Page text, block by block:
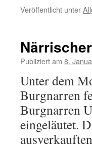
Veröffentlicht unter
Publiziert am 8.
Unter dem
Burgnarren
Burgnarren
eingeläutet.